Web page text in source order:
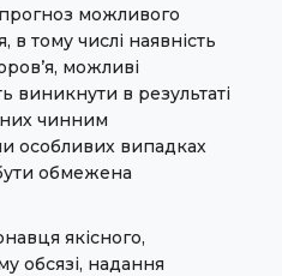
прогноз можливого
тому числі наявність
можливі
в результаті
чинним
особливих випадках
обмежена
якісного,
обсязі, надання